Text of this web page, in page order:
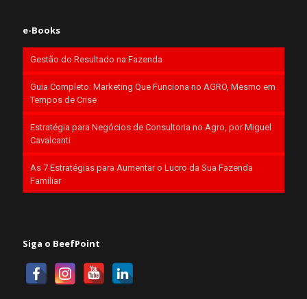
e-Books
Gestão do Resultado na Fazenda
Guia Completo: Marketing Que Funciona no AGRO, Mesmo em
Tempos de Crise
Estratégia para Negócios de Consultoria no Agro, por Miguel
Cavalcanti
As 7 Estratégias para Aumentar o Lucro da Sua Fazenda
Familiar
Siga o BeefPoint